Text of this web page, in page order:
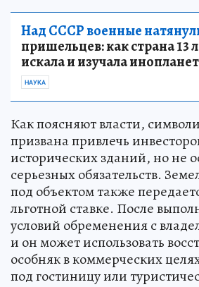
Над СССР военные
пришельцев: как страна 13
искала и изучала
НАУКА
Как поясняют власти,
призвана привлечь
исторических зданий, но не
серьезных обязательств.
под объектом также
льготной ставке. После
условий обременения с
и он может использовать
особняк в коммерческих
под гостиницу или